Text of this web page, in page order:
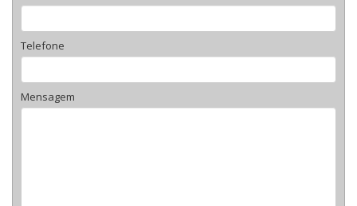
Telefone
Mensagem